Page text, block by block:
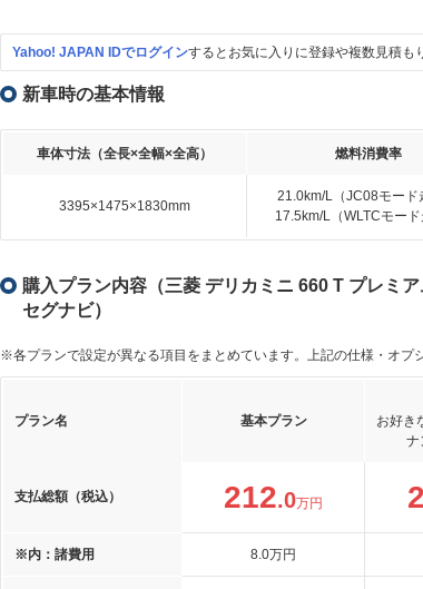
Yahoo! JAPAN IDでログインするとお気に入りに登録や複数見積も
新車時の基本情報
車体寸法（全長×全幅×全高） 燃料消費率
3395×1475×1830mm
21.0km/L（JC08モード
17.5km/L（WLTCモード
購入プラン内容（三菱 デリカミニ 660 T プレミ
セグナビ）
※各プランで設定が異なる項目をまとめています。上記の仕様・オプ
プラン名 基本プラン
お好き
ナ
支払総額（税込） 212.0万円
※内：諸費用 8.0万円